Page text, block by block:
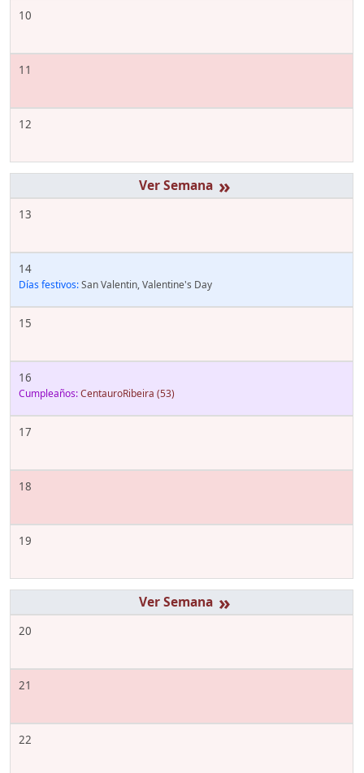
10
11
12
»
13
14
Días festivos:San Valentin, Valentine's Day
15
16
Cumpleaños:CentauroRibeira (53)
17
18
19
»
20
21
22